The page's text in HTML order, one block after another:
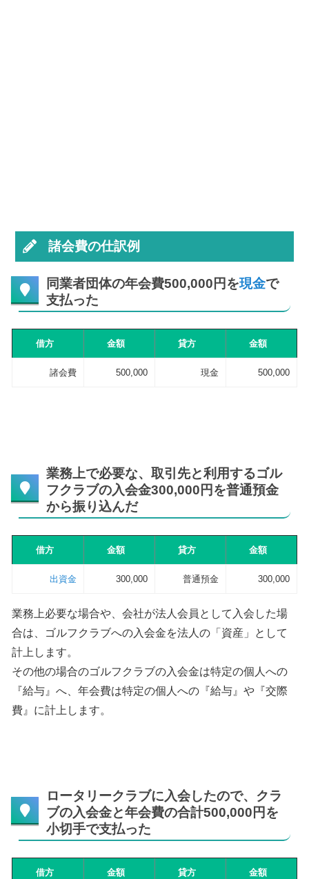
諸会費の仕訳例
同業者団体の年会費500,000円を現金で
支払った
借方 金額 貸方 金額
諸会費 500,000 現金 500,000
業務上で必要な、取引先と利用するゴル
フクラブの入会金300,000円を普通預金
から振り込んだ
借方 金額 貸方 金額
出資金 300,000 普通預金 300,000
業務上必要な場合や、会社が法人会員として入会した場
合は、ゴルフクラブへの入会金を法人の「資産」として
計上します。
その他の場合のゴルフクラブの入会金は特定の個人への
『給与』へ、年会費は特定の個人への『給与』や『交際
費』に計上します。
ロータリークラブに入会したので、クラ
ブの入会金と年会費の合計500,000円を
小切手で支払った
借方 金額 貸方 金額